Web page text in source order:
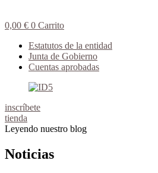
0,00 € 0 Carrito
Estatutos de la entidad
Junta de Gobierno
Cuentas aprobadas
inscríbete
tienda
Leyendo nuestro blog
Noticias